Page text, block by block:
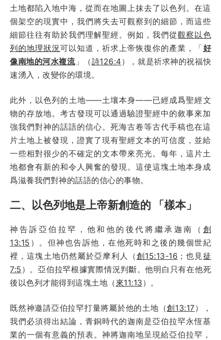
土地都陷入地中海，從而在地圖上抹去了以色列。在這
個架空的現實中，我們將失去可觀察到的細節，而這些
細節往往有助於我們理解聖經。例如，我們從觀察以色
列的地理狀況可以知道，祈求上帝恢復你的產業，「好
像南地的河水複流」（詩126:4），就是祈求神的祝福快
速湧入，改變你的環境。
此外，以色列的土地——土壤本身——已經成爲聖經文
物的存放地。考古發現可以通過驗證聖經中的敘事來加
強我們對神的話語的信心。死海古卷等古代手稿也在這
片土地上被發現，證實了現有聖經文本的可信度，並給
一些相對很少的不確定的文本帶來亮光。每年，這片土
地都會有新的和令人興奮的發現。這使這塊土地本身成
爲滋養我們對神的話語的信心的事物。
二、以色列地是上帝新創造的 「樣本」
神告訴亞伯拉罕，他和他的後代將繼承迦南（ 創
13:15 ）。但神也告訴他，在他死時和之後的幾個世紀
裡，這塊土地仍然屬於亞摩利人（創15:13-16 ；也見徒
7:5 ）。亞伯拉罕根據實際情況判斷。他明白只有在他死
後以色列才能得到這塊土地（ 來11:13 ）。
既然神邀請亞伯拉罕打量將屬於他的土地（創13:17），
我們必須得出結論，青銅時代的迦南是亞伯拉罕永恆基
業的一個有意義的預表。神將迦南地呈現給亞伯拉罕，